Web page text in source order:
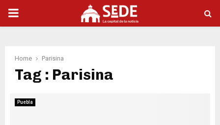
PRIMARY
Home Parisina
Tag : Parisina
Puebla